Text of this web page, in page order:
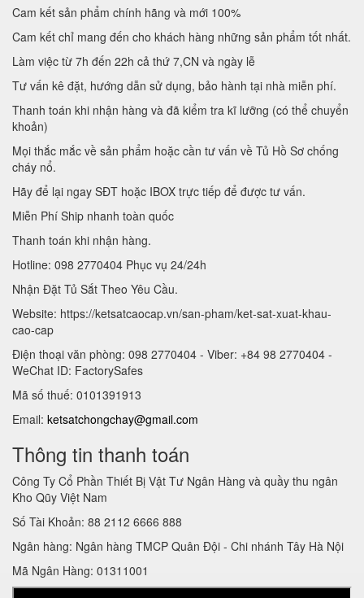
Cam kết sản phẩm chính hãng và mới 100%
Cam kết chỉ mang đến cho khách hàng những sản phẩm tốt nhất.
Làm việc từ 7h đến 22h cả thứ 7,CN và ngày lễ
Tư vấn kê đặt, hướng dẫn sử dụng, bảo hành tại nhà miễn phí.
Thanh toán khi nhận hàng và đã kiểm tra kĩ lưỡng (có thể chuyển
khoản)
Mọi thắc mắc về sản phẩm hoặc cần tư vấn về Tủ Hồ Sơ chống
cháy nổ.
Hãy để lại ngay SĐT hoặc IBOX trực tiếp để được tư vấn.
Miễn Phí Ship nhanh toàn quốc
Thanh toán khi nhận hàng.
Hotline: 098 2770404 Phục vụ 24/24h
Nhận Đặt Tủ Sắt Theo Yêu Cầu.
Website: https://ketsatcaocap.vn/san-pham/ket-sat-xuat-khau-
cao-cap
Điện thoại văn phòng: 098 2770404 - Viber: +84 98 2770404 -
WeChat ID: FactorySafes
Mã số thuế: 0101391913
Email: ketsatchongchay@gmail.com
Thông tin thanh toán
Công Ty Cổ Phần Thiết Bị Vật Tư Ngân Hàng và quầy thu ngân
Kho Qũy Việt Nam
Số Tài Khoản: 88 2112 6666 888
Ngân hàng: Ngân hàng TMCP Quân Đội - Chi nhánh Tây Hà Nội
Mã Ngân Hàng: 01311001